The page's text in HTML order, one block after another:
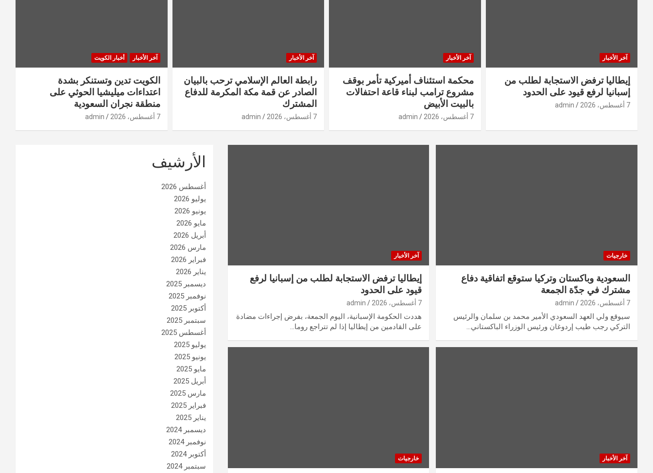
آخر الأخبار
إيطاليا ترفض الاستجابة لطلب من
إسبانيا لرفع قيود على الحدود
7 أغسطس، 2026 admin
آخر الأخبار
محكمة استئناف أميركية تأمر بوقف
مشروع ترامب لبناء قاعة احتفالات
بالبيت الأبيض
7 أغسطس، 2026 admin
آخر الأخبار
رابطة العالم الإسلامي ترحب بالبيان
الصادر عن قمة مكة المكرمة للدفاع
المشترك
7 أغسطس، 2026 admin
آخر الأخبار أخبار الكويت
الكويت تدين وتستنكر بشدة
اعتداءات ميليشيا الحوثي على
منطقة نجران السعودية
7 أغسطس، 2026 admin
خارجيات
السعودية وباكستان وتركيا ستوقع اتفاقية دفاع
مشترك في جدّة الجمعة
7 أغسطس، 2026 admin
سيوقع ولي العهد السعودي الأمير محمد بن سلمان والرئيس
التركي رجب طيب إردوغان ورئيس الوزراء الباكستاني…
آخر الأخبار
إيطاليا ترفض الاستجابة لطلب من إسبانيا لرفع
قيود على الحدود
7 أغسطس، 2026 admin
هددت ​الحكومة الإسبانية، اليوم الجمعة، بفرض إجراءات مضادة
على القادمين من إيطاليا إذا لم تتراجع روما…
آخر الأخبار خارجيات
الأرشيف
أغسطس 2026
يوليو 2026
يونيو 2026
مايو 2026
أبريل 2026
مارس 2026
فبراير 2026
يناير 2026
ديسمبر 2025
نوفمبر 2025
أكتوبر 2025
سبتمبر 2025
أغسطس 2025
يوليو 2025
يونيو 2025
مايو 2025
أبريل 2025
مارس 2025
فبراير 2025
يناير 2025
ديسمبر 2024
نوفمبر 2024
أكتوبر 2024
سبتمبر 2024